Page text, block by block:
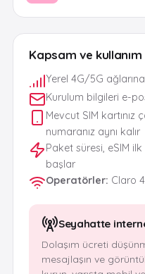
Kapsam ve
Yerel 4G/5G
Kurulum bilgileri e-
Mevcut SIM kartınız
numaranız aynı kalır
Paket süresi, eSIM
başlar
Operatörler: Claro
Seyahatte
Dolaşım ücreti
mesajlaşın ve